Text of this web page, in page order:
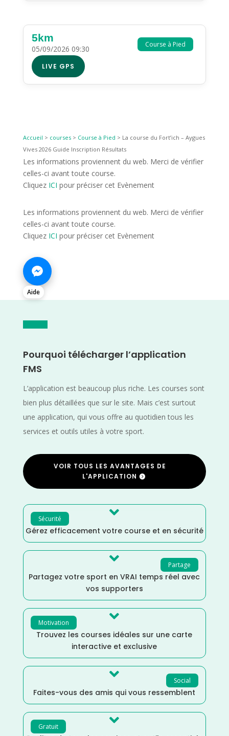
Course à Pied
5km
05/09/2026 09:30
LIVE GPS
Accueil > courses> Course à Pied > La course du Fort’ich – Aygues
Vives 2026 Guide Inscription Résultats
Les informations proviennent du web. Merci de vérifier
celles-ci avant toute course.
Cliquez ICI pour préciser cet Evènement
Les informations proviennent du web. Merci de vérifier
celles-ci avant toute course.
Cliquez ICI pour préciser cet Evènement
Aide
Pourquoi télécharger l’application
FMS
L’application est beaucoup plus riche. Les courses sont
bien plus détaillées que sur le site. Mais c’est surtout
une application, qui vous offre au quotidien tous les
services et outils utiles à votre sport.
VOIR TOUS LES AVANTAGES DE
L'APPLICATION
Sécurité 
Gérez efficacement votre course et en sécurité
Partage

Partagez votre sport en VRAI temps réel avec
vos supporters
Motivation 
Trouvez les courses idéales sur une carte
interactive et exclusive
Social

Faites-vous des amis qui vous ressemblent
Gratuit 